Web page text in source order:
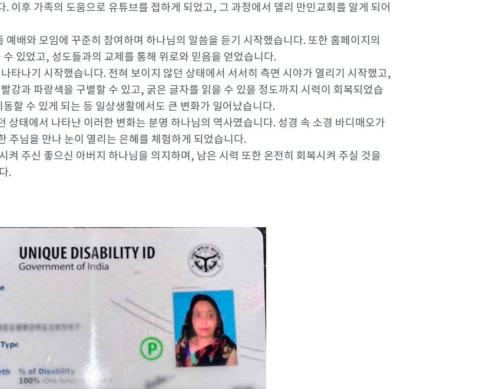
이후 가족의 도움으로 유튜브를 접하게 되었고, 그 과정에서 델리 만민교회를 알게 되어
배와 모임에 꾸준히 참여하며 하나님의 말씀을 듣기 시작했습니다. 또한 홈페이지의
있었고, 성도들과의 교제를 통해 위로와 믿음을 얻었습니다.
타나기 시작했습니다. 전혀 보이지 않던 상태에서 서서히 측면 시야가 열리기 시작했고,
강과 파랑색을 구별할 수 있고, 굵은 글자를 읽을 수 있을 정도까지 시력이 회복되었습
할 수 있게 되는 등 일상생활에서도 큰 변화가 일어났습니다.
상태에서 나타난 이러한 변화는 분명 하나님의 역사였습니다. 성경 속 소경 바디매오가
주님을 만나 눈이 열리는 은혜를 체험하게 되었습니다.
켜 주신 좋으신 아버지 하나님을 의지하며, 남은 시력 또한 온전히 회복시켜 주실 것을
.